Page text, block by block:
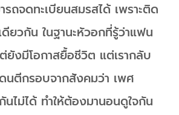
รถจดทะเบียนสมรสได้ เพราะติด
ยวกัน ในฐานะหัวอกที่รู้ว่าแฟน
ยังมีโอกาสยื้อชีวิต แต่เรากลับ
ดนตีกรอบจากสังคมว่า เพศ
ไม่ได้ ทำให้ต้องมานอนดูใจกัน